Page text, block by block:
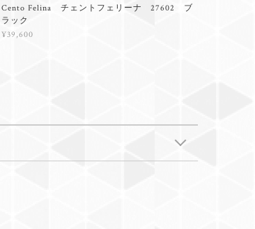
Cento Felina チェントフェリーナ 27602 ブ
ラック
¥39,600